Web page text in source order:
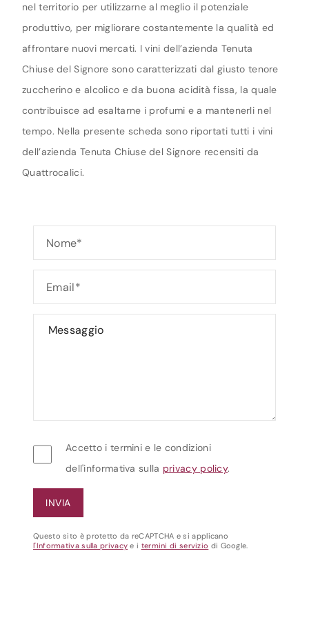
nel territorio per utilizzarne al meglio il potenziale
produttivo, per migliorare costantemente la qualità ed
affrontare nuovi mercati. I vini dell’azienda Tenuta
Chiuse del Signore sono caratterizzati dal giusto tenore
zuccherino e alcolico e da buona acidità fissa, la quale
contribuisce ad esaltarne i profumi e a mantenerli nel
tempo. Nella presente scheda sono riportati tutti i vini
dell’azienda Tenuta Chiuse del Signore recensiti da
Quattrocalici.
Accetto i termini e le condizioni
dell'informativa sulla privacy policy.
Questo sito è protetto da reCAPTCHA e si applicano
l'Informativa sulla privacy e i termini di servizio di Google.